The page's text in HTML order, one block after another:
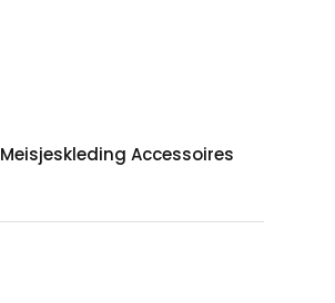
Meisjeskleding Accessoires